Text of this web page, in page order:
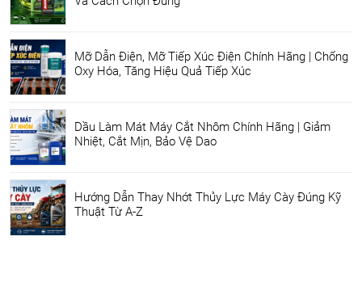
Mỡ Dẫn Điện, Mỡ Tiếp Xúc Điện Chính Hãng | Chống
Oxy Hóa, Tăng Hiệu Quả Tiếp Xúc
Dầu Làm Mát Máy Cắt Nhôm Chính Hãng | Giảm
Nhiệt, Cắt Mịn, Bảo Vệ Dao
Hướng Dẫn Thay Nhớt Thủy Lực Máy Cày Đúng Kỹ
Thuật Từ A-Z